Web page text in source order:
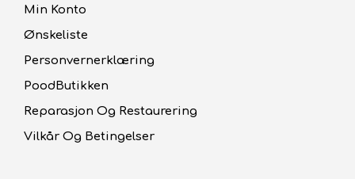
Min Konto
Ønskeliste
Personvernerklæring
PoodButikken
Reparasjon Og Restaurering
Vilkår Og Betingelser